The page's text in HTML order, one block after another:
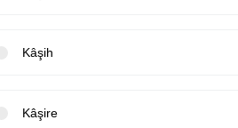
Kâşih
Kâşire